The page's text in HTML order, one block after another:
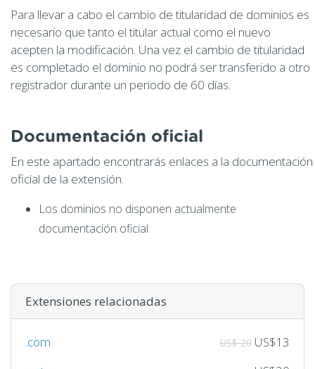
Para llevar a cabo el cambio de titularidad de dominios es
necesario que tanto el titular actual como el nuevo
acepten la modificación. Una vez el cambio de titularidad
es completado el dominio no podrá ser transferido a otro
registrador durante un periodo de 60 días.
Documentación oficial
En este apartado encontrarás enlaces a la documentación
oficial de la extensión.
Los dominios no disponen actualmente
documentación oficial
Extensiones relacionadas
.com US$ 20 US$13